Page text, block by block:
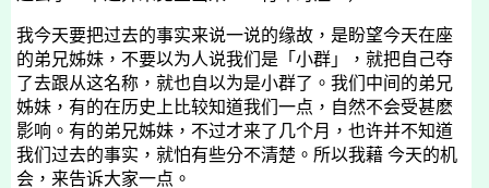
我今天要把过去的事实来说一说的缘故，是盼望今天在座
的弟兄姊妹，不要以为人说我们是「小群」，就把自己夺
了去跟从这名称，就也自以为是小群了。我们中间的弟兄
姊妹，有的在历史上比较知道我们一点，自然不会受甚麽
影响。有的弟兄姊妹，不过才来了几个月，也许并不知道
我们过去的事实，就怕有些分不清楚。所以我藉 今天的机
会，来告诉大家一点。